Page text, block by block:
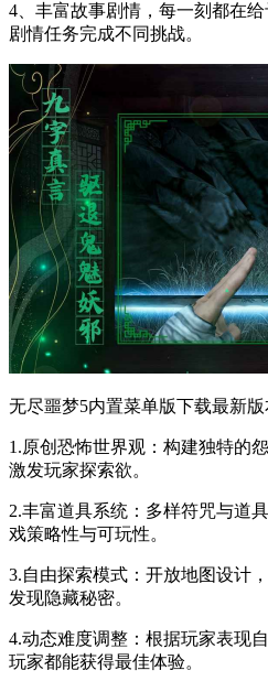
4、丰富故事剧情，每一刻都在
剧情任务完成不同挑战。
无尽噩梦5内置菜单版下载最新版
1.原创恐怖世界观：构建独特的
激发玩家探索欲。
2.丰富道具系统：多样符咒与道
戏策略性与可玩性。
3.自由探索模式：开放地图设计
发现隐藏秘密。
4.动态难度调整：根据玩家表现
玩家都能获得最佳体验。